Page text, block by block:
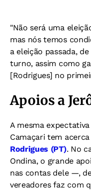
"Não será uma
mas nós temos
a eleição passada,
turno, assim como
[Rodrigues] no
Apoios a
A mesma
Camaçari tem
Rodrigues (PT). No
Ondina, o grande
nas contas dele —,
vereadores faz com